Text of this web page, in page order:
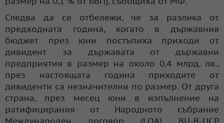
Следва да се отбележи, че за разлика от
предходната година, когато в държавния
бюджет през юни постъпиха приходи от
дивидент за държавата от държавни
предприятия в размер на около 0,4 млрд. лв.,
през настоящата година приходите от
дивиденти са незначителни по размер. От друга
страна, през месец юни в изпълнение на
ратифицирания от Народното събрание